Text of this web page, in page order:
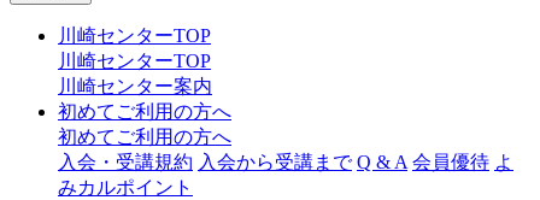
ャ
川崎センターTOP
川崎センターTOP
川崎センター案内
初めてご利用の方へ
初めてご利用の方へ
入会・受講規約 入会から受講まで Q & A 会員優待 よ
みカルポイント